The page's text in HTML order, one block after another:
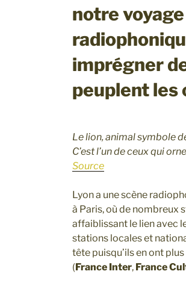
notre
imprégner
peuplent les
Le lion, animal symbole
C’est l’un de ceux qui
Source
Lyon a une scène
à Paris, où de nombreux
affaiblissant le lien avec
stations locales et
tête puisqu’ils en ont
(France Inter, France